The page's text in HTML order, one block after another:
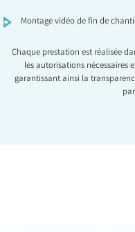
Montage vidéo de fin de
Chaque prestation est réalisée
les autorisations
garantissant ainsi la